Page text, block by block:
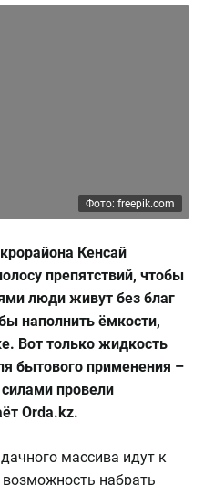
Фото: freepik.com
Кенсай
препятствий, чтобы
люди живут без благ
наполнить ёмкости,
Вот только жидкость
бытового применения –
провели
Orda.kz.
массива идут к
набрать